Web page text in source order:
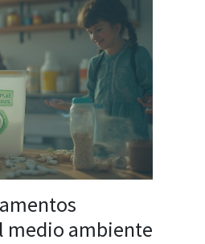
medio ambiente